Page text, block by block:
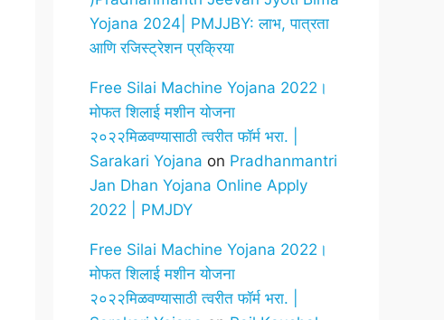
Yojana 2024| PMJJBY: लाभ, पात्रता
आणि रजिस्ट्रेशन प्रक्रिया
Free Silai Machine Yojana 2022।
मोफत शिलाई मशीन योजना
२०२२मिळवण्यासाठी त्वरीत फॉर्म भरा. |
Sarakari Yojana on Pradhanmantri
Jan Dhan Yojana Online Apply
2022 | PMJDY
Free Silai Machine Yojana 2022।
मोफत शिलाई मशीन योजना
२०२२मिळवण्यासाठी त्वरीत फॉर्म भरा. |